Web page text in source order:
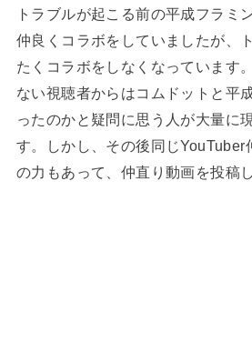
トラブルが起こる前の平成フラミ
仲良くコラボをしていましたが、
たくコラボをしなくなっています
ない視聴者からはコムドットと平
ったのかと疑問に思う人が大量に
す。しかし、その後同じYouTuber
の力もあって、仲直り動画を投稿